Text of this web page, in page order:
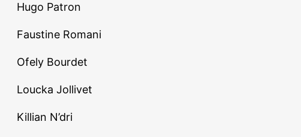
Hugo Patron
Faustine Romani
Ofely Bourdet
Loucka Jollivet
Killian N’dri